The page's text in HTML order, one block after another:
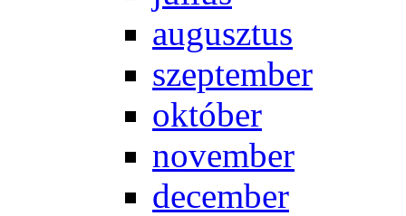
au­gusz­tus
szep­tem­ber
ok­tó­ber
no­vem­ber
de­cem­ber